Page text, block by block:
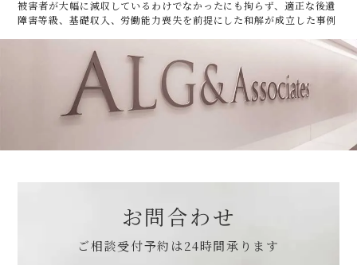
被害者が大幅に減収しているわけでなかったにも拘らず、 適正な後遺
障害等級、基礎収入、労働能力喪失を前提にした和解が成立した事例
お問合わせ
ご相談受付予約は24時間承ります